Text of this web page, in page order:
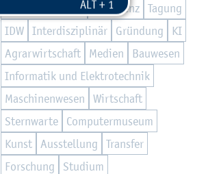
Ex­zel­len­te Lehre
Kon­fe­renz Ta­gung
IDW In­ter­dis­zi­pli­när Grün­dung
KI
Agrar­wirt­schaft
Me­di­en
Bau­we­sen
In­for­ma­tik und Elek­tro­tech­nik
Ma­schi­nen­we­sen
Wirt­schaft
Stern­war­te
Com­pu­ter­mu­se­um
Kunst
Aus­stel­lung
Trans­fer
For­schung
Stu­di­um